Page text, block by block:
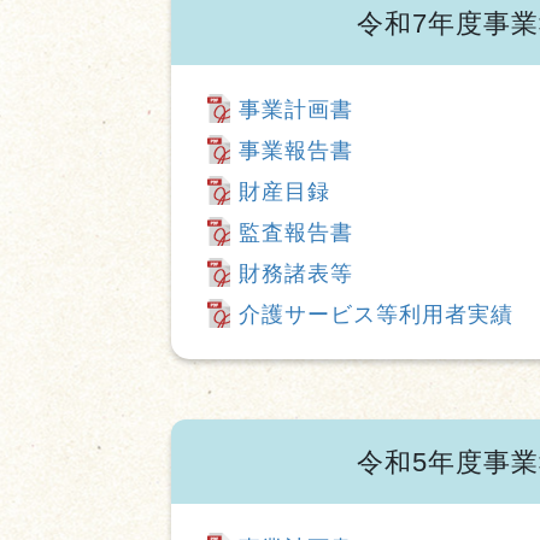
令和7年度事
事業計画書
事業報告書
財産目録
監査報告書
財務諸表等
介護サービス等利用者実績
令和5年度事